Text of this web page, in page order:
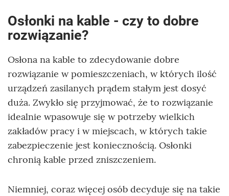
Osłonki na kable - czy to dobre
rozwiązanie?
Osłona na kable to zdecydowanie dobre
rozwiązanie w pomieszczeniach, w których ilość
urządzeń zasilanych prądem stałym jest dosyć
duża. Zwykło się przyjmować, że to rozwiązanie
idealnie wpasowuje się w potrzeby wielkich
zakładów pracy i w miejscach, w których takie
zabezpieczenie jest koniecznością. Osłonki
chronią kable przed zniszczeniem.
Niemniej, coraz więcej osób decyduje się na takie